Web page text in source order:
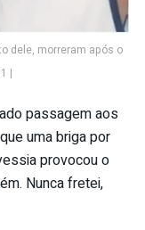
dele, morreram após o
|
passagem aos
uma briga por
provocou o
Nunca fretei,